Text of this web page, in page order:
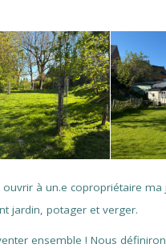
à un.e copropriétaire
jardin, potager et verger.
ensemble ! Nous